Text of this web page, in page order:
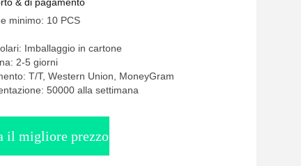
minimo: 10 PCS
Imballaggio in cartone
2-5 giorni
T/T, Western Union, MoneyGram
50000 alla settimana
il migliore prezzo